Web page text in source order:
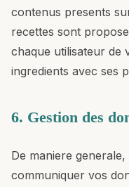
contenus presents
recettes sont
chaque utilisateur de
ingredients avec ses
6. Gestion des
De maniere
communiquer vos